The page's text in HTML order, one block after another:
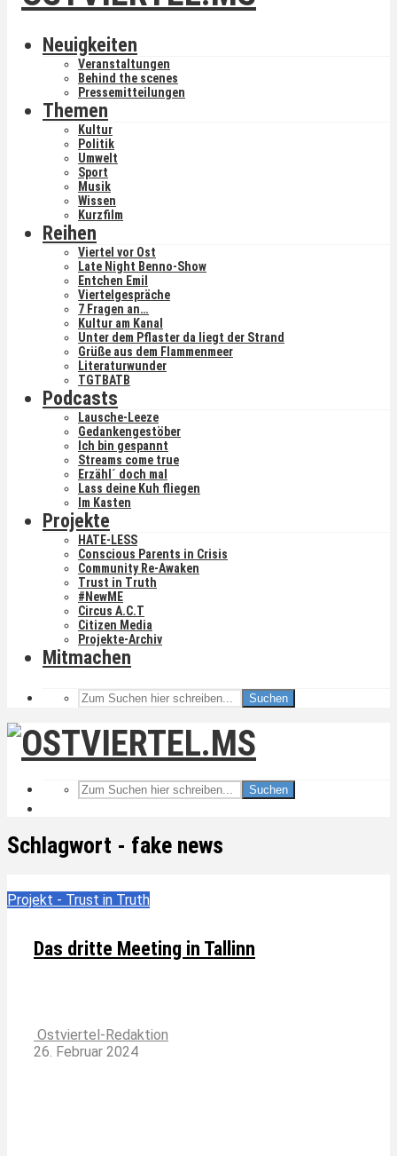
Neuigkeiten
Veranstaltungen
Behind the scenes
Pressemitteilungen
Themen
Kultur
Politik
Umwelt
Sport
Musik
Wissen
Kurzfilm
Reihen
Viertel vor Ost
Late Night Benno-Show
Entchen Emil
Viertelgespräche
7 Fragen an…
Kultur am Kanal
Unter dem Pflaster da liegt der Strand
Grüße aus dem Flammenmeer
Literaturwunder
TGTBATB
Podcasts
Lausche-Leeze
Gedankengestöber
Ich bin gespannt
Streams come true
Erzähl´ doch mal
Lass deine Kuh fliegen
Im Kasten
Projekte
HATE-LESS
Conscious Parents in Crisis
Community Re-Awaken
Trust in Truth
#NewME
Circus A.C.T
Citizen Media
Projekte-Archiv
Mitmachen
Suchen
Suchen
Schlagwort - fake news
Projekt - Trust in Truth
Das dritte Meeting in Tallinn
Ostviertel-Redaktion
26. Februar 2024